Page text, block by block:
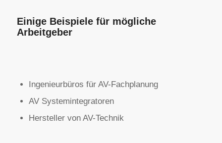
Einige Beispiele für mögliche
Arbeitgeber
Ingenieurbüros für AV-Fachplanung
AV Systemintegratoren
Hersteller von AV-Technik